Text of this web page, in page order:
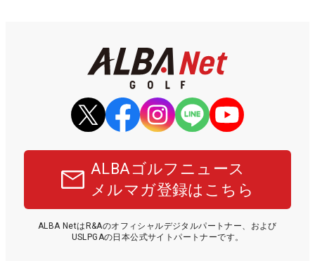
ALBAゴルフニュース
メルマガ登録はこちら
ALBA NetはR&Aのオフィシャルデジタルパートナー、および
USLPGAの日本公式サイトパートナーです。